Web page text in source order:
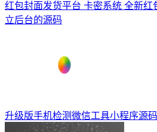
红包封面发货平台 卡密系统 全新红
立后台的源码
升级版手机检测微信工具小程序源